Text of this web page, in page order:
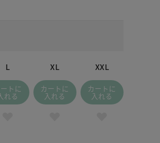
L
トに
れる
XL
カートに
入れる
XXL
カートに
入れる